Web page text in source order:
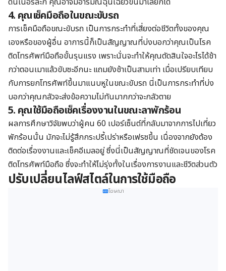
4. คุณเช็คมือถือในขณะขับรถ
การเช็คมือถือขณะขับรถ เป็นการกระทำที่เสี่ยงต่อชีวิตทั้งของคุณ
เองหรือของผู้อื่น อาการนี้ก็เป็นสัญญาณที่บ่งบอกว่าคุณเป็นโรค
ติดโทรศัพท์มือถือขั้นรุนแรง เพราะนั่นจะทำให้คุณตัดสินใจอะไรได้ช้า
กว่าตอนเมาแล้วขับซะอีกนะ แถมยังช้าเป็นสามเท่า เมื่อเปรียบเทียบ
กับการยกโทรศัพท์ขึ้นมาแนบหูในขณะขับรถ นี่เป็นการกระทำที่บ่ง
บอกว่าคุณกลัวจะส่งข้อความไม่ทันมากกว่าจะกลัวตาย
5. คุณใช้มือถือเช็คเรื่องงานในขณะลาพักร้อน
ผลการศึกษาวิจัยพบว่าผู้คน 60 เปอร์เซ็นต์ที่กลับมาจากการไปเที่ยว
พักร้อนนั้น มักจะไม่รู้สึกกระปรี้เปร่าหรือเฟรซขึ้น เนื่องจากยังต้อง
ติดต่อเรื่องงานและเช็คอีเมลอยู่ ซึ่งนี่เป็นสัญญาณที่ชัดเจนของโรค
ติดโทรศัพท์มือถือ ซึ่งจะทำให้ไม่รุ่งทั้งในเรื่องการงานและชีวิตส่วนตัว
ปรับเปลี่ยนไลฟ์สไตล์ในการใช้มือถือ
โฆษณา